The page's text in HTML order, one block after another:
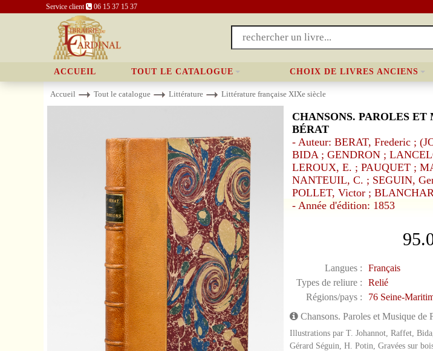
Service client 06 15 37 15 37
ACCUEIL TOUT LE CATALOGUE CHOIX DE LIVRES ANCIENS
Accueil Tout le catalogue Littérature Littérature française XIXe siècle
CHANSONS. PAROLES
BÉRAT
- Auteur: BERAT, Frederic ;
BIDA ; GENDRON ;
LEROUX, E. ; PAUQUET ;
NANTEUIL, C. ; SEGUIN,
POLLET, Victor ;
- Année d'édition: 1853
Langues :
Français
Types de reliure :
Relié
Régions/pays :
76 Seine-
Chansons. Paroles et Musique de
Illustrations par T. Johannot, Raffet,
Gérard Séguin, H. Potin, Gravées sur